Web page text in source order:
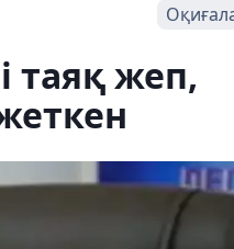
таяқ жеп,